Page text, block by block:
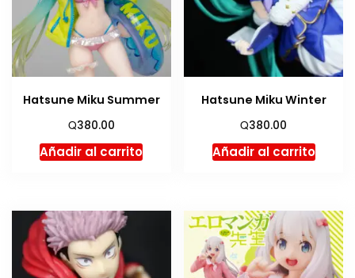
Hatsune Miku Summer
Q380.00
Añadir al carrito
Hatsune Miku Winter
Q380.00
Añadir al carrito